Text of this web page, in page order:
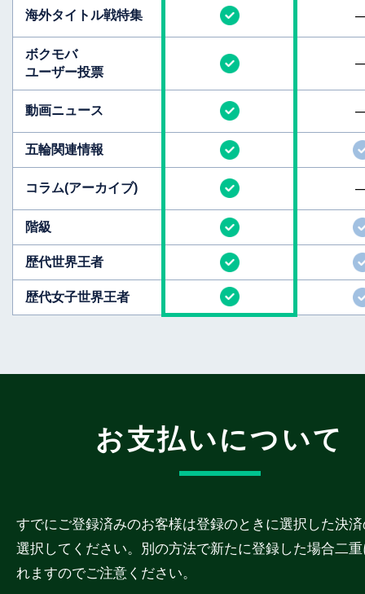
海外タイトル戦特集
ボクモバ
ユーザー投票
動画ニュース
五輪関連情報
コラム(アーカイブ)
階級
歴代世界王者
歴代女子世界王者
お支払いについて
すでにご登録済みのお客様は登録のときに選択した決
選択してください。別の方法で新たに登録した場合二
れますのでご注意ください。